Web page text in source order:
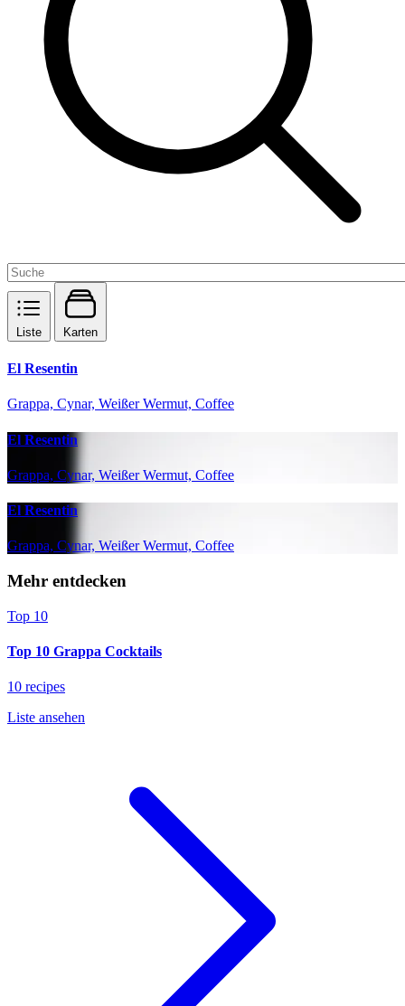
Liste Karten
El Resentin
Grappa, Cynar, Weißer Wermut, Coffee
El Resentin
Grappa, Cynar, Weißer Wermut, Coffee
El Resentin
Grappa, Cynar, Weißer Wermut, Coffee
Mehr entdecken
Top 10
Top 10 Grappa Cocktails
10 recipes
Liste ansehen